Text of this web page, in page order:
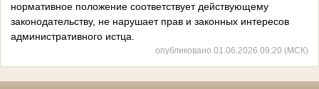
нормативное положение соответствует действующему
законодательству, не нарушает прав и законных интересов
административного истца.
опубликовано 01.06.2026 09:20 (МСК)